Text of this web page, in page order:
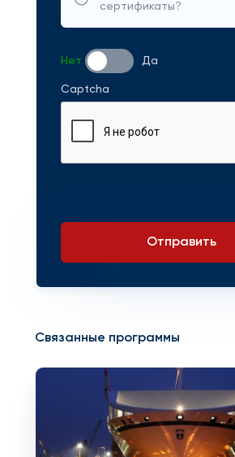
сертификаты?
Нет Да
Captcha
Отправить
Связанные программы